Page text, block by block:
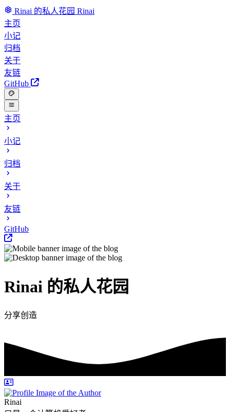
Rinai 的私人花园 Rinai
主页
小记
归档
关于
友链
GitHub
主页
小记
归档
关于
友链
GitHub
Rinai 的私人花园
分享创造
Rinai